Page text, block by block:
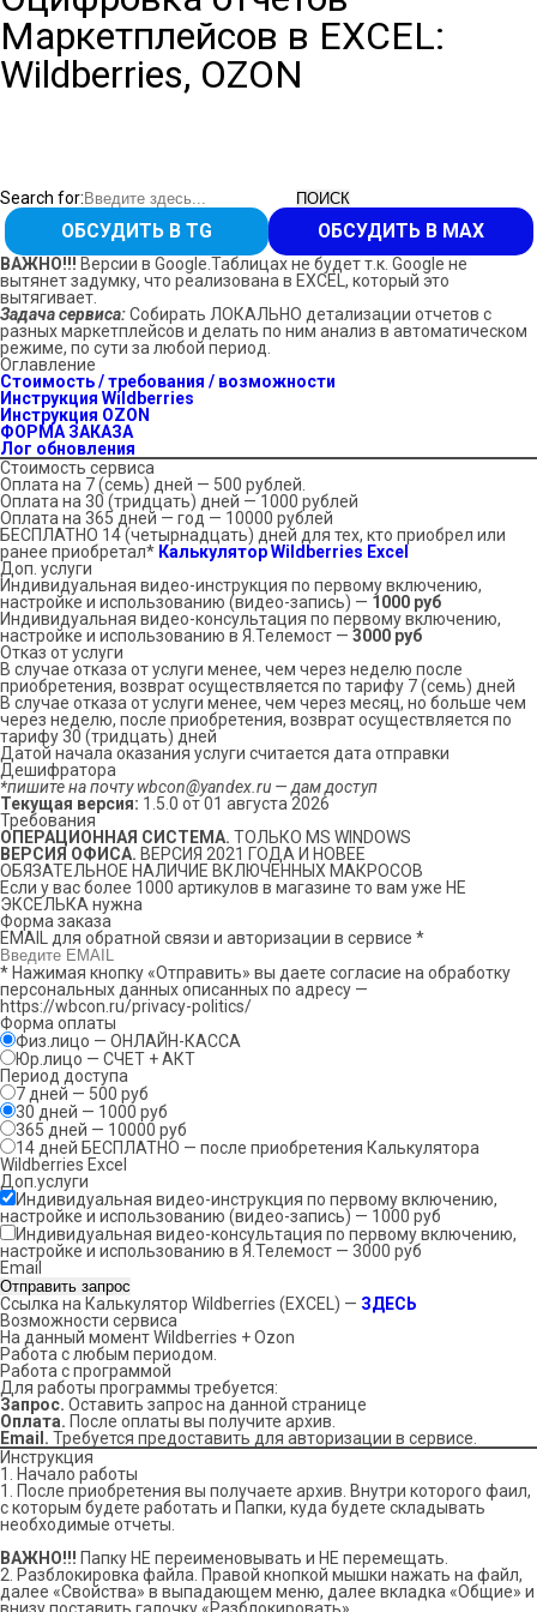
Маркетплейсов в EXCEL:
Wildberries, OZON
Search for:
ОБСУДИТЬ В TG ОБСУДИТЬ В MAX
ВАЖНО!!! Версии в Google.Таблицах не будет т.к. Google не
вытянет задумку, что реализована в EXCEL, который это
вытягивает.
Задача сервиса:Собирать ЛОКАЛЬНО детализации отчетов с
разных маркетплейсов и делать по ним анализ в автоматическом
режиме, по сути за любой период.
Оглавление
Стоимость / требования / возможности
Инструкция Wildberries
Инструкция OZON
ФОРМА ЗАКАЗА
Лог обновления
Стоимость сервиса
Оплата на 7 (семь) дней — 500 рублей.
Оплата на 30 (тридцать) дней — 1000 рублей
Оплата на 365 дней — год — 10000 рублей
БЕСПЛАТНО 14 (четырнадцать) дней для тех, кто приобрел или
ранее приобретал* Калькулятор Wildberries Excel
Доп. услуги
Индивидуальная видео-инструкция по первому включению,
настройке и использованию (видео-запись) — 1000 руб
Индивидуальная видео-консультация по первому включению,
настройке и использованию в Я.Телемост — 3000 руб
Отказ от услуги
В случае отказа от услуги менее, чем через неделю после
приобретения, возврат осуществляется по тарифу 7 (семь) дней
В случае отказа от услуги менее, чем через месяц, но больше чем
через неделю, после приобретения, возврат осуществляется по
тарифу 30 (тридцать) дней
Датой начала оказания услуги считается дата отправки
Дешифратора
*пишите на почту wbcon@yandex.ru — дам доступ
Текущая версия: 1.5.0 от 01 августа 2026
Требования
ОПЕРАЦИОННАЯ СИСТЕМА. ТОЛЬКО MS WINDOWS
ВЕРСИЯ ОФИСА. ВЕРСИЯ 2021 ГОДА И НОВЕЕ
ОБЯЗАТЕЛЬНОЕ НАЛИЧИЕ ВКЛЮЧЕННЫХ МАКРОСОВ
Если у вас более 1000 артикулов в магазине то вам уже НЕ
ЭКСЕЛЬКА нужна
Форма заказа
EMAIL для обратной связи и авторизации в сервисе *
* Нажимая кнопку «Отправить» вы даете согласие на обработку
персональных данных описанных по адресу —
https://wbcon.ru/privacy-politics/
Форма оплаты
Физ.лицо — ОНЛАЙН-КАССА
Юр.лицо — СЧЕТ + АКТ
Период доступа
7 дней — 500 руб
30 дней — 1000 руб
365 дней — 10000 руб
14 дней БЕСПЛАТНО — после приобретения Калькулятора
Wildberries Excel
Доп.услуги
Индивидуальная видео-инструкция по первому включению,
настройке и использованию (видео-запись) — 1000 руб
Индивидуальная видео-консультация по первому включению,
настройке и использованию в Я.Телемост — 3000 руб
Email
Отправить запрос
Ссылка на Калькулятор Wildberries (EXCEL) — ЗДЕСЬ
Возможности сервиса
На данный момент Wildberries + Ozon
Работа с любым периодом.
Работа с программой
Для работы программы требуется:
Запрос. Оставить запрос на данной странице
Оплата. После оплаты вы получите архив.
Email. Требуется предоставить для авторизации в сервисе.
Инструкция
1. Начало работы
1. После приобретения вы получаете архив. Внутри которого фаил,
с которым будете работать и Папки, куда будете складывать
необходимые отчеты.
ВАЖНО!!! Папку НЕ переименовывать и НЕ перемещать.
2. Разблокировка файла. Правой кнопкой мышки нажать на файл,
далее «Свойства» в выпадающем меню, далее вкладка «Общие» и
внизу поставить галочку «Разблокировать».